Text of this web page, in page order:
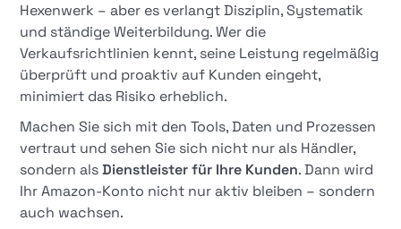
Hexenwerk – aber es verlangt Disziplin, Systematik
und ständige Weiterbildung. Wer die
Verkaufsrichtlinien kennt, seine Leistung regelmäßig
überprüft und proaktiv auf Kunden eingeht,
minimiert das Risiko erheblich.
Machen Sie sich mit den Tools, Daten und Prozessen
vertraut und sehen Sie sich nicht nur als Händler,
sondern alsDienstleister für Ihre Kunden. Dann wird
Ihr Amazon-Konto nicht nur aktiv bleiben – sondern
auch wachsen.